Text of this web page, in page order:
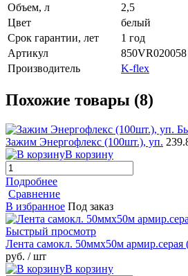
Объем, л
2,5
Цвет
белый
Срок гарантии, лет
1 год
Артикул
850VR020058
Производитель
K-flex
Похожие товары (8)
Зажим Энергофлекс (100шт.), уп.
В корзину
Подробнее
Сравнение
В избранное Под заказ
Быстрый просмотр
Лента самокл. 50ммх50м армир.серая
руб. / шт
В корзину